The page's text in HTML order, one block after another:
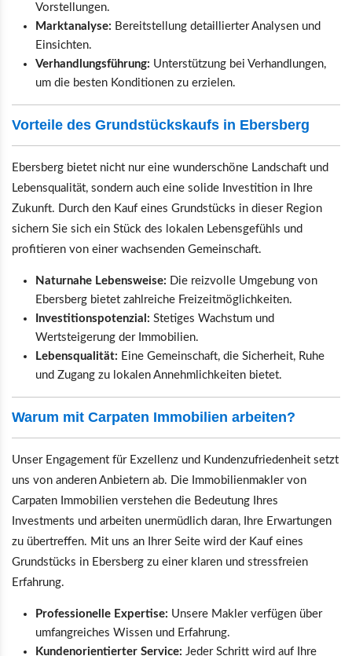
Vorstellungen.
Marktanalyse: Bereitstellung detaillierter Analysen und
Einsichten.
Verhandlungsführung: Unterstützung bei Verhandlungen,
um die besten Konditionen zu erzielen.
Vorteile des Grundstückskaufs in Ebersberg
Ebersberg bietet nicht nur eine wunderschöne Landschaft und
Lebensqualität, sondern auch eine solide Investition in Ihre
Zukunft. Durch den Kauf eines Grundstücks in dieser Region
sichern Sie sich ein Stück des lokalen Lebensgefühls und
profitieren von einer wachsenden Gemeinschaft.
Naturnahe Lebensweise:
Die reizvolle Umgebung von
Ebersberg bietet zahlreiche Freizeitmöglichkeiten.
Investitionspotenzial: Stetiges Wachstum und
Wertsteigerung der Immobilien.
Lebensqualität: Eine Gemeinschaft, die Sicherheit, Ruhe
und Zugang zu lokalen Annehmlichkeiten bietet.
Warum mit Carpaten Immobilien arbeiten?
Unser Engagement für Exzellenz und Kundenzufriedenheit setzt
uns von anderen Anbietern ab. Die Immobilienmakler von
Carpaten Immobilien verstehen die Bedeutung Ihres
Investments und arbeiten unermüdlich daran, Ihre Erwartungen
zu übertreffen. Mit uns an Ihrer Seite wird der Kauf eines
Grundstücks in Ebersberg zu einer klaren und stressfreien
Erfahrung.
Professionelle Expertise: Unsere Makler verfügen über
umfangreiches Wissen und Erfahrung.
Kundenorientierter Service: Jeder Schritt wird auf Ihre